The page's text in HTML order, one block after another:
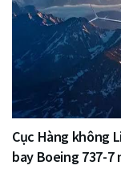
Cục Hàng không
bay Boeing 737-7